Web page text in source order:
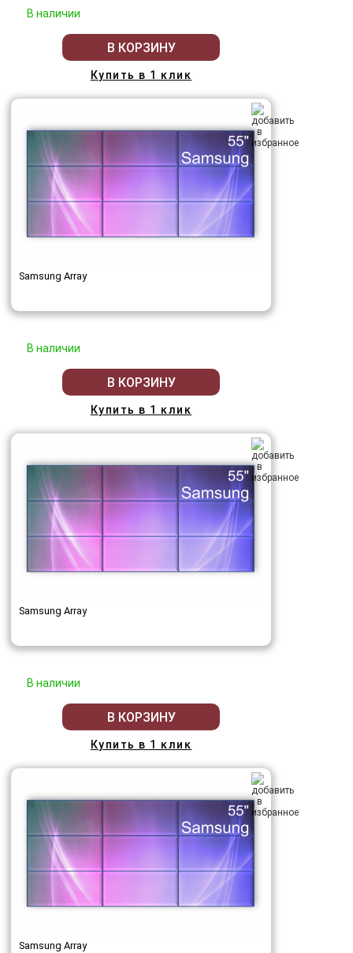
В наличии
В КОРЗИНУ
Купить в 1 клик
Samsung Array
В наличии
В КОРЗИНУ
Купить в 1 клик
Samsung Array
В наличии
В КОРЗИНУ
Купить в 1 клик
Samsung Array